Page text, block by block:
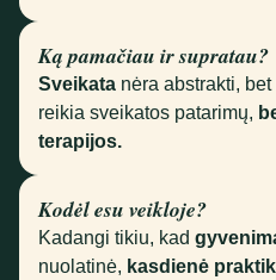
Ką pamačiau ir supratau?
Sveikata nėra abstrakti, bet
reikia sveikatos patarimų,
terapijos.
Kodėl esu veikloje?
Kadangi tikiu, kad
nuolatinė, kasdienė